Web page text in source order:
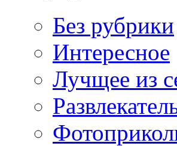
Без рубрики
Интересное
Лучщее из